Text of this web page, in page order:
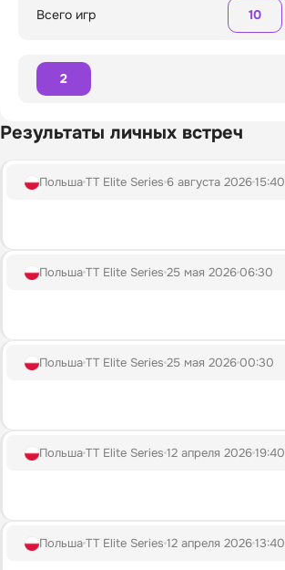
Всего игр 10
2
Результаты личных встреч
ПольшаTT Elite Series 6 августа 202615:40
ПольшаTT Elite Series 25 мая 202606:30
ПольшаTT Elite Series 25 мая 202600:30
ПольшаTT Elite Series 12 апреля 202619:40
ПольшаTT Elite Series 12 апреля 202613:40